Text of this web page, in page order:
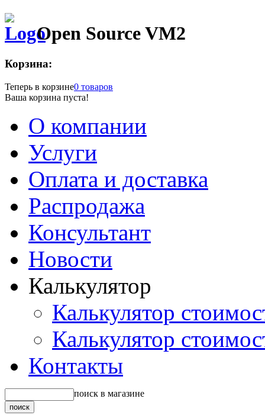
Open Source VM2
Корзина:
Теперь в корзине0 товаров
Ваша корзина пуста!
О компании
Услуги
Оплата и доставка
Распродажа
Консультант
Новости
Калькулятор
Калькулятор
Калькулятор
Контакты
поиск в магазине